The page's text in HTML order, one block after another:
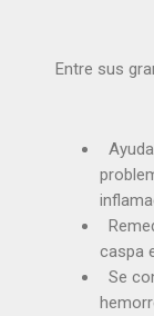
Entre sus
caspa
Se